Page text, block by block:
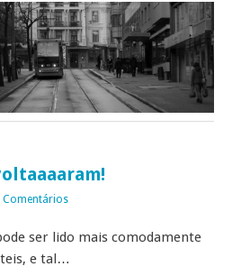
Comentários
ser lido mais comodamente
e tal…